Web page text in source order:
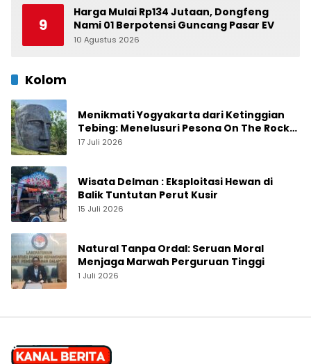
9
Harga Mulai Rp134 Jutaan, Dongfeng
Nami 01 Berpotensi Guncang Pasar EV
10 Agustus 2026
Kolom
Menikmati Yogyakarta dari Ketinggian
Tebing: Menelusuri Pesona On The Rock
Jogja yang Sedang Naik Daun
17 Juli 2026
Wisata Delman : Eksploitasi Hewan di
Balik Tuntutan Perut Kusir
15 Juli 2026
Natural Tanpa Ordal: Seruan Moral
Menjaga Marwah Perguruan Tinggi
1 Juli 2026